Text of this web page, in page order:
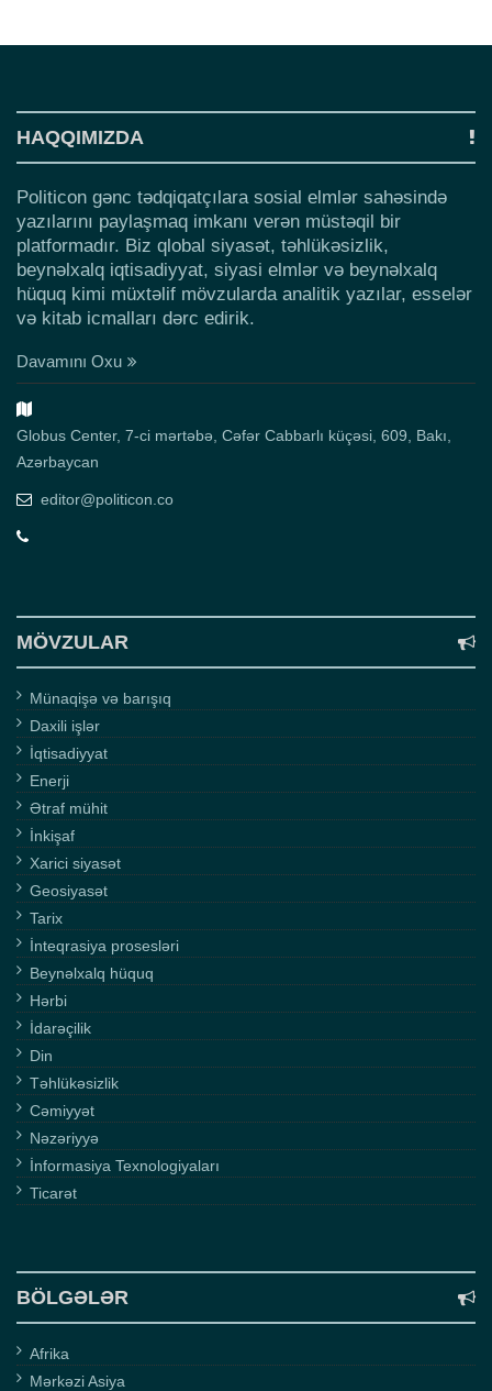
HAQQIMIZDA
Politicon gənc tədqiqatçılara sosial elmlər sahəsində
yazılarını paylaşmaq imkanı verən müstəqil bir
platformadır. Biz qlobal siyasət, təhlükəsizlik,
beynəlxalq iqtisadiyyat, siyasi elmlər və beynəlxalq
hüquq kimi müxtəlif mövzularda analitik yazılar, esselər
və kitab icmalları dərc edirik.
Davamını Oxu
Globus Center, 7-ci mərtəbə, Cəfər Cabbarlı küçəsi, 609, Bakı,
Azərbaycan
editor@politicon.co
MÖVZULAR
Münaqişə və barışıq
Daxili işlər
İqtisadiyyat
Enerji
Ətraf mühit
İnkişaf
Xarici siyasət
Geosiyasət
Tarix
İnteqrasiya prosesləri
Beynəlxalq hüquq
Hərbi
İdarəçilik
Din
Təhlükəsizlik
Cəmiyyət
Nəzəriyyə
İnformasiya Texnologiyaları
Ticarət
BÖLGƏLƏR
Afrika
Mərkəzi Asiya